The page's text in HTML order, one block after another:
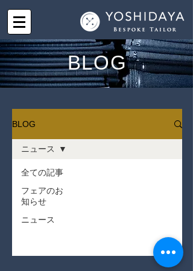
BLOG
BLOG
全ての記事
フェアのお
知らせ
ニュース
ニュース
近日公開予定